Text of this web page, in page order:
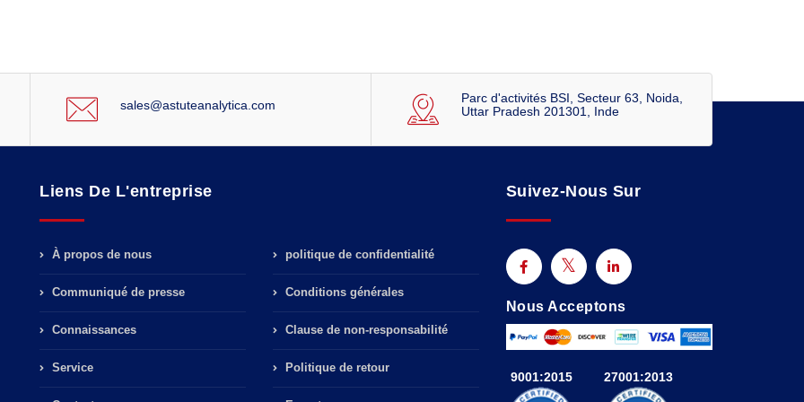
sales@astuteanalytica.com
Parc d'activités BSI, Secteur 63, Noida,
Uttar Pradesh 201301, Inde
Liens De L'entreprise
À propos de nous
Communiqué de presse
Connaissances
Service
politique de confidentialité
Conditions générales
Clause de non-responsabilité
Politique de retour
Suivez-Nous Sur
Nous Acceptons
9001:2015 27001:2013